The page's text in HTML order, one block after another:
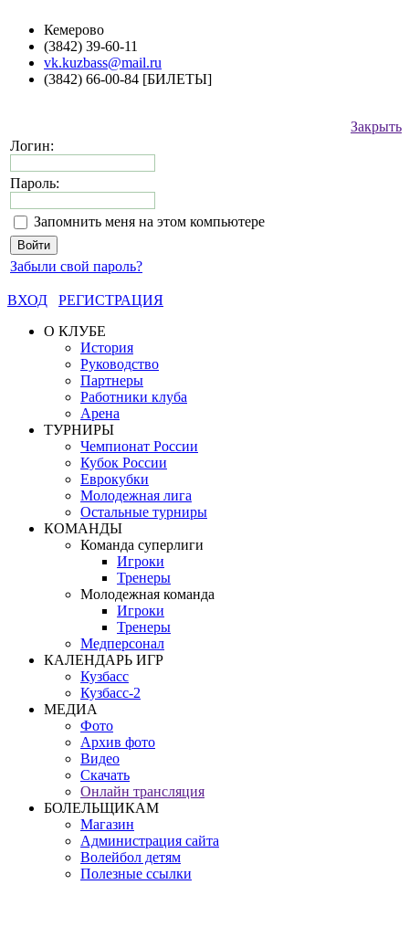
Кемерово
(3842) 39-60-11
vk.kuzbass@mail.ru
(3842) 66-00-84 [БИЛЕТЫ]
Закрыть
Логин:
Пароль:
Запомнить меня на этом компьютере
Забыли свой пароль?
ВХОД
РЕГИСТРАЦИЯ
О КЛУБЕ
История
Руководство
Партнеры
Работники клуба
Арена
ТУРНИРЫ
Чемпионат России
Кубок России
Еврокубки
Молодежная лига
Остальные турниры
КОМАНДЫ
Команда суперлиги
Игроки
Тренеры
Молодежная команда
Игроки
Тренеры
Медперсонал
КАЛЕНДАРЬ ИГР
Кузбасс
Кузбасс-2
МЕДИА
Фото
Архив фото
Видео
Скачать
Онлайн трансляция
БОЛЕЛЬЩИКАМ
Магазин
Администрация сайта
Волейбол детям
Полезные ссылки